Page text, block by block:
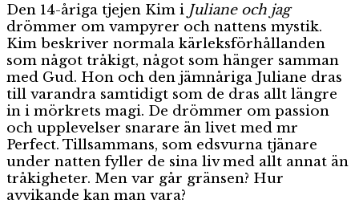
Den 14-åriga tjejen Kim i Juliane och jag
drömmer om vampyrer och nattens mystik.
Kim beskriver normala kärleksförhållanden
som något tråkigt, något som hänger samman
med Gud. Hon och den jämnåriga Juliane dras
till varandra samtidigt som de dras allt längre
in i mörkrets magi. De drömmer om passion
och upplevelser snarare än livet med mr
Perfect. Tillsammans, som edsvurna tjänare
under natten fyller de sina liv med allt annat än
tråkigheter. Men var går gränsen? Hur
avvikande kan man vara?